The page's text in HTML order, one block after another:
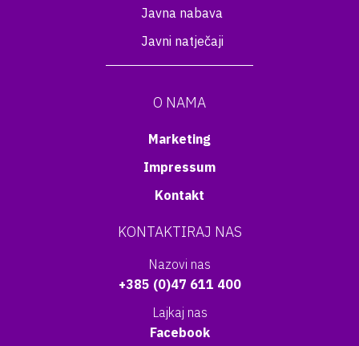
Javna nabava
Javni natječaji
O NAMA
Marketing
Impressum
Kontakt
KONTAKTIRAJ NAS
Nazovi nas
+385 (0)47 611 400
Lajkaj nas
Facebook